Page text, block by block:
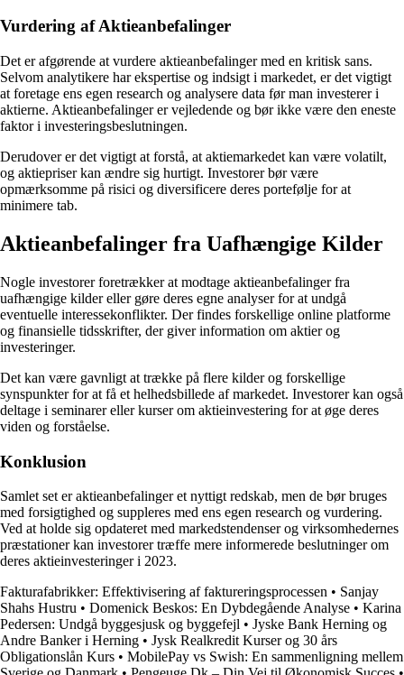
Vurdering af Aktieanbefalinger
Det er afgørende at vurdere aktieanbefalinger med en kritisk sans.
Selvom analytikere har ekspertise og indsigt i markedet, er det vigtigt
at foretage ens egen research og analysere data før man investerer i
aktierne. Aktieanbefalinger er vejledende og bør ikke være den eneste
faktor i investeringsbeslutningen.
Derudover er det vigtigt at forstå, at aktiemarkedet kan være volatilt,
og aktiepriser kan ændre sig hurtigt. Investorer bør være
opmærksomme på risici og diversificere deres portefølje for at
minimere tab.
Aktieanbefalinger fra Uafhængige Kilder
Nogle investorer foretrækker at modtage aktieanbefalinger fra
uafhængige kilder eller gøre deres egne analyser for at undgå
eventuelle interessekonflikter. Der findes forskellige online platforme
og finansielle tidsskrifter, der giver information om aktier og
investeringer.
Det kan være gavnligt at trække på flere kilder og forskellige
synspunkter for at få et helhedsbillede af markedet. Investorer kan også
deltage i seminarer eller kurser om aktieinvestering for at øge deres
viden og forståelse.
Konklusion
Samlet set er aktieanbefalinger et nyttigt redskab, men de bør bruges
med forsigtighed og suppleres med ens egen research og vurdering.
Ved at holde sig opdateret med markedstendenser og virksomhedernes
præstationer kan investorer træffe mere informerede beslutninger om
deres aktieinvesteringer i 2023.
Fakturafabrikker: Effektivisering af faktureringsprocessen • Sanjay
Shahs Hustru • Domenick Beskos: En Dybdegående Analyse • Karina
Pedersen: Undgå byggesjusk og byggefejl • Jyske Bank Herning og
Andre Banker i Herning • Jysk Realkredit Kurser og 30 års
Obligationslån Kurs • MobilePay vs Swish: En sammenligning mellem